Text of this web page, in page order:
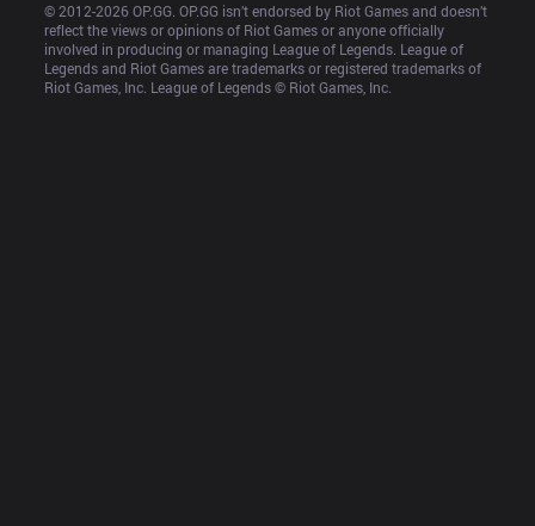
© 2012-2026 OP.GG. OP.GG isn’t endorsed by Riot Games and doesn’t
reflect the views or opinions of Riot Games or anyone officially
involved in producing or managing League of Legends. League of
Legends and Riot Games are trademarks or registered trademarks of
Riot Games, Inc. League of Legends © Riot Games, Inc.